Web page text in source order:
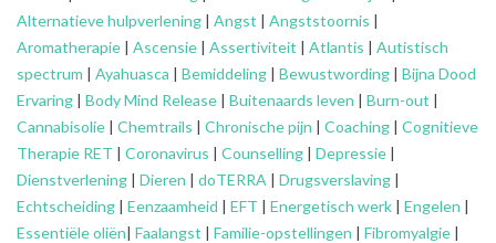
Alternatieve hulpverlening | Angst | Angststoornis |
Aromatherapie | Ascensie | Assertiviteit | Atlantis | Autistisch
spectrum | Ayahuasca | Bemiddeling | Bewustwording | Bijna Dood
Ervaring | Body Mind Release | Buitenaards leven | Burn-out |
Cannabisolie | Chemtrails | Chronische pijn | Coaching | Cognitieve
Therapie RET | Coronavirus | Counselling | Depressie |
Dienstverlening | Dieren | doTERRA | Drugsverslaving |
Echtscheiding | Eenzaamheid | EFT | Energetisch werk | Engelen |
Essentiële oliën| Faalangst | Familie-opstellingen | Fibromyalgie |